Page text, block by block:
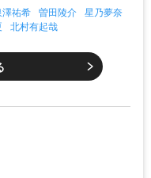
澤祐希 曽田陵介 星乃夢奈
北村有起哉